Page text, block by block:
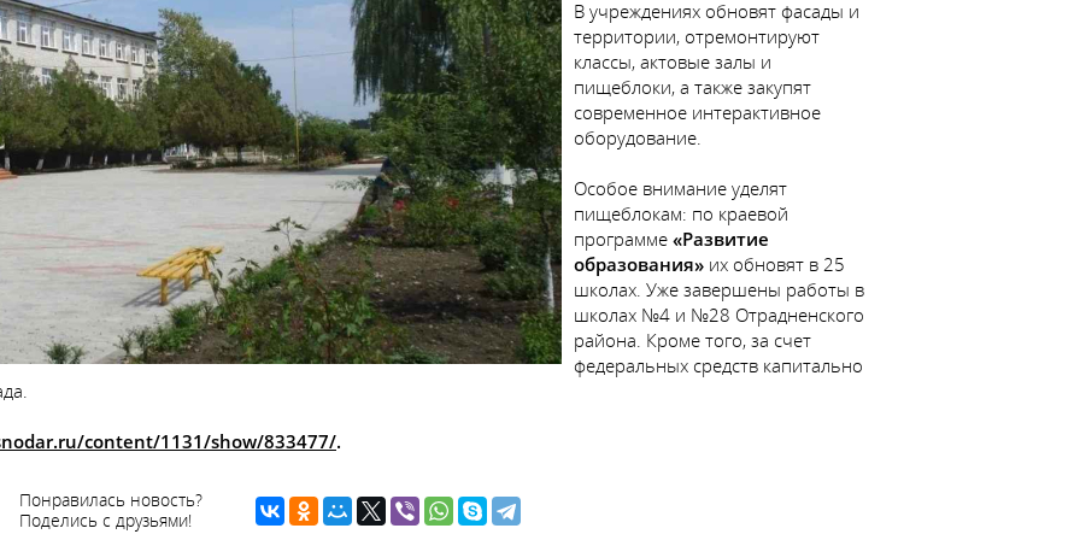
В учреждениях обновят фасады и
территории, отремонтируют
классы, актовые залы и
пищеблоки, а также закупят
современное интерактивное
оборудование.
Особое внимание уделят
пищеблокам: по краевой
программе «Развитие
образования» их обновят в 25
школах. Уже завершены работы в
школах №4 и №28 Отрадненского
района. Кроме того, за счет
федеральных средств капитально
content/1131/show/833477/.
Понравилась новость?
Поделись с друзьями!